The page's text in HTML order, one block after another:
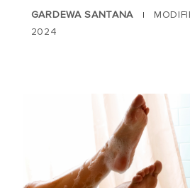
GARDEWA SANTANA |
2024